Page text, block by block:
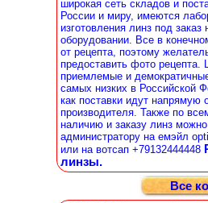
широкая сеть складов и
России и миру, имеются
изготовления линз под
оборудовании. Все в
от рецепта, поэтому
предоставить фото рецепта.
приемлемые и
самых низких в Российской
как поставки идут напрямую
производителя. Также по
наличию и заказу линз
администратору на емэйл
или на вотсап +79132444448
линзы.
Все